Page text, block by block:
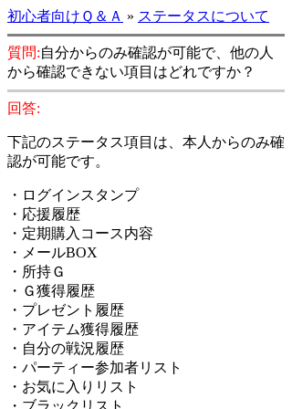
初心者向けＱ＆Ａ » ステータスについて
質問:自分からのみ確認が可能で、他の人
から確認できない項目はどれですか？
回答:
下記のステータス項目は、本人からのみ確
認が可能です。
・ログインスタンプ
・応援履歴
・定期購入コース内容
・メールBOX
・所持Ｇ
・Ｇ獲得履歴
・プレゼント履歴
・アイテム獲得履歴
・自分の戦況履歴
・パーティー参加者リスト
・お気に入りリスト
・ブラックリスト